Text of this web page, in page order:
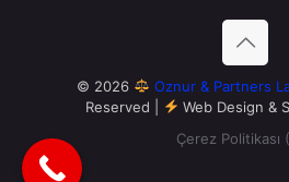
© 2026 Oznur & Partners
Reserved |
Web Design &
Çerez Politikası